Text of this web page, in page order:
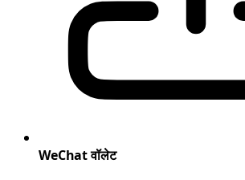
WeChat वॉलेट